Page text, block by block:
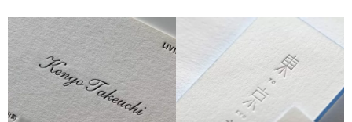
プカードを活版印刷で請け賜わ
りました。 用紙はコットン
100%のニーナコットンをお選
び頂きました。..
用紙です。 活版名刺のご仕様
商品：名刺 サイズ：55 x
スノーホ..